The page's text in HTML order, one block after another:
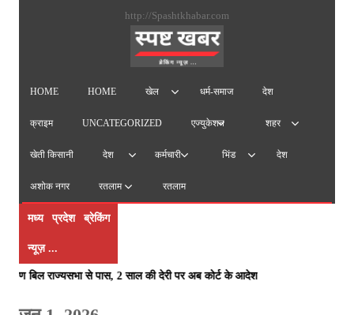
http://Spashtkhabar.com
HOME HOME खेल धर्म-समाज देश
क्राइम UNCATEGORIZED एज्युकेशन शहर
खेती किसानी देश कर्मचारी भिंड देश
अशोक नगर रतलाम रतलाम
मध्य प्रदेश ब्रेकिंग
न्यूज़ ...
बिल राज्यसभा से पास, 2 साल की देरी पर अब कोर्ट के आदेश से ही होगा